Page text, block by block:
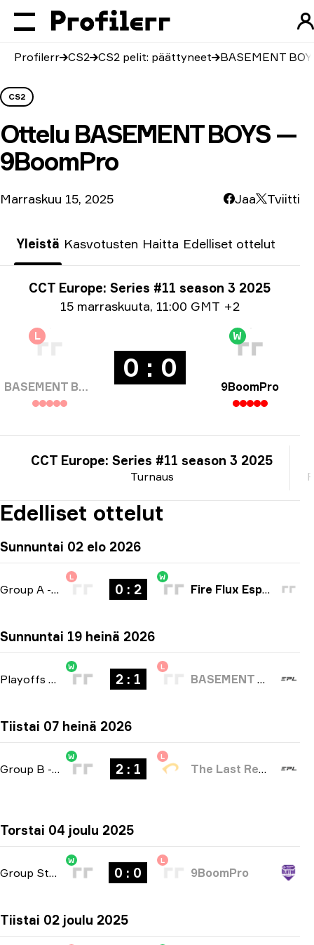
Profilerr CS2 CS2 pelit: päättyneet BASEMENT
CS2
Ottelu BASEMENT BOYS —
9BoomPro
Marraskuu 15, 2025 Jaa Tviitti
Yleistä Kasvotusten Haitta Edelliset ottelut
Turnausinfo
CCT Europe: Series #11 season 3 2025
Päiväystiedot15 marraskuuta, 11:00 GMT +2
L
BASEMENT BOYS
0 : 0
W
9BoomPro
Turnaus
CCT Europe: Series #11 season 3 2025
Edelliset ottelut
Sunnuntai 02 elo 2026
Group A - bo3
L
0 : 2
W
Fire Flux Esports
Sunnuntai 19 heinä 2026
Playoffs bo3
W
2 : 1
L
BASEMENT BOYS
Tiistai 07 heinä 2026
Group B - bo3
W
2 : 1
L
The Last Resort
Torstai 04 joulu 2025
Group Stage -bo3
W
0 : 0
L
9BoomPro
Tiistai 02 joulu 2025